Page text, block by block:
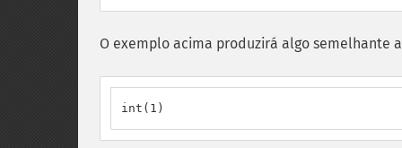
O exemplo acima produzirá algo semelhante
int(1)